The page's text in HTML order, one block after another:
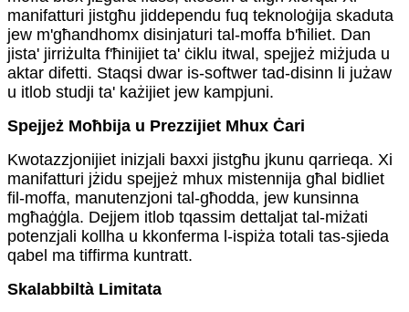
manifatturi jistgħu jiddependu fuq teknoloġija skaduta
jew m'għandhomx disinjaturi tal-moffa b'ħiliet. Dan
jista' jirriżulta f'ħinijiet ta' ċiklu itwal, spejjeż miżjuda u
aktar difetti. Staqsi dwar is-softwer tad-disinn li jużaw
u itlob studji ta' każijiet jew kampjuni.
Spejjeż Moħbija u Prezzijiet Mhux Ċari
Kwotazzjonijiet inizjali baxxi jistgħu jkunu qarrieqa. Xi
manifatturi jżidu spejjeż mhux mistennija għal bidliet
fil-moffa, manutenzjoni tal-għodda, jew kunsinna
mgħaġġla. Dejjem itlob tqassim dettaljat tal-miżati
potenzjali kollha u kkonferma l-ispiża totali tas-sjieda
qabel ma tiffirma kuntratt.
Skalabbiltà Limitata